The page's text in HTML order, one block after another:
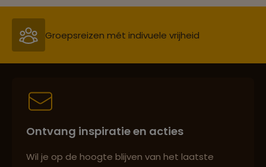
er alles aan om het
deze 3 weken voor
iedereen naar de zin te
maken, hij heeft veel
ervaring, kent veel
mensen onderweg en
Nederlands. Zijn
enthousiasme, energie
en inzet zijn bijna
onuitputtelijk."
Best beoordeelde reisroutes
Ontvang inspiratie en acties
Wil je op de hoogte blijven van het laatste